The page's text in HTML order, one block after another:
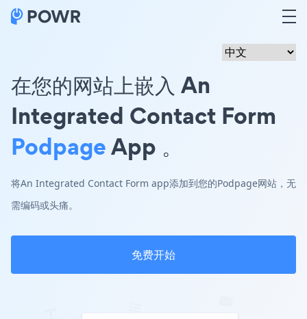
在您的网站上嵌入 An
Integrated Contact Form
PodpageApp 。
将An Integrated Contact Form app添加到您的Podpage网站，无
需编码或头痛。
免费开始